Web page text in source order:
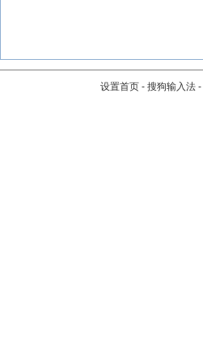
设置首页 - 搜狗输入法 -